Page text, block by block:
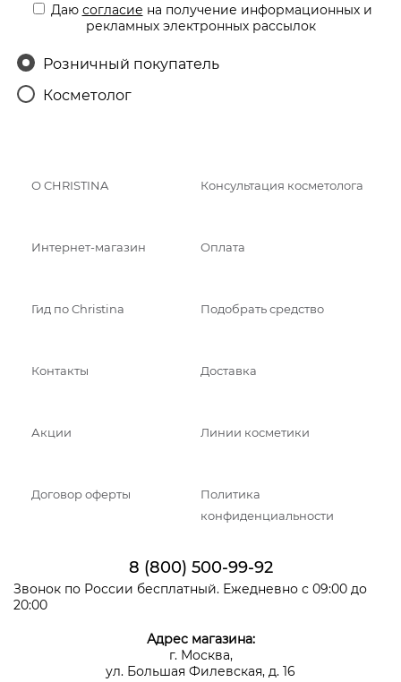
Даю согласие на получение информационных и
рекламных электронных рассылок
Розничный покупатель
Косметолог
О CHRISTINA Консультация косметолога
Интернет-магазин Оплата
Гид по Christina Подобрать средство
Контакты Доставка
Акции Линии косметики
Договор оферты
Политика
конфиденциальности
8 (800) 500-99-92
Звонок по России бесплатный. Ежедневно с 09:00 до
20:00
Адрес магазина:
г. Москва,
ул. Большая Филевская, д. 16